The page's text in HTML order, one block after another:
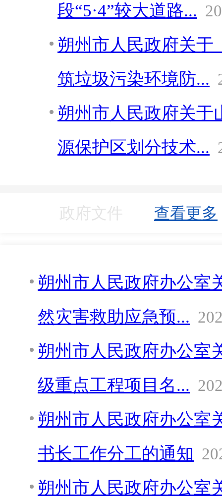
段“5·4”较大道路...
朔州市人民政府关于
筑垃圾污染环境防...
朔州市人民政府关于
源保护区划分技术...
查看更多
政府文件
朔州市人民政府办公室
然灾害救助应急预...
朔州市人民政府办公室
级重点工程项目名...
朔州市人民政府办公室
书长工作分工的通知
朔州市人民政府办公室